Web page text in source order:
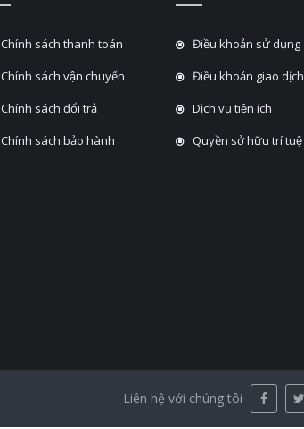
Chính sách thanh toán
Chính sách vận chuyển
Chính sách đổi trả
Chính sách bảo hành
Điều khoản sử dụng
Điều khoản giao dịch
Dịch vụ tiện ích
Quyền sở hữu trí tuệ
Liên hệ với chúng tôi